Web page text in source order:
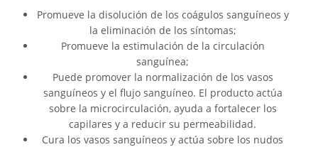
Promueve la disolución de los coágulos sanguíneos y
la eliminación de los síntomas;
Promueve la estimulación de la circulación
sanguínea;
Puede promover la normalización de los vasos
sanguíneos y el flujo sanguíneo. El producto actúa
sobre la microcirculación, ayuda a fortalecer los
capilares y a reducir su permeabilidad.
Cura los vasos sanguíneos y actúa sobre los nudos